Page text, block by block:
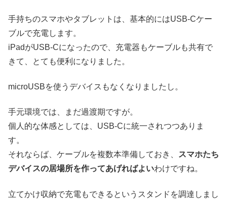
手持ちのスマホやタブレットは、基本的にはUSB-Cケー
ブルで充電します。
iPadがUSB-Cになったので、充電器もケーブルも共有で
きて、とても便利になりました。
microUSBを使うデバイスもなくなりましたし。
手元環境では、まだ過渡期ですが。
個人的な体感としては、USB-Cに統一されつつありま
す。
それならば、ケーブルを複数本準備しておき、
スマホたち
デバイスの居場所を作ってあげればよいわけですね。
立てかけ収納で充電もできるというスタンドを調達しまし